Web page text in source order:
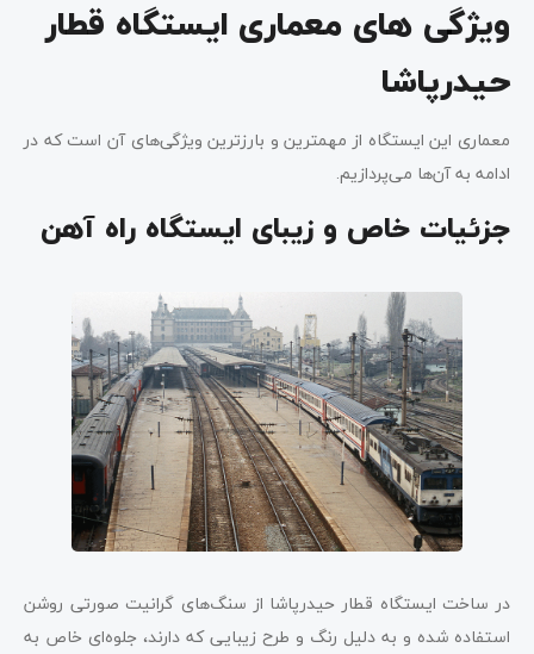
ویژگی های معماری ایستگاه قطار
حیدرپاشا
معماری این ایستگاه از مهمترین و بارزترین ویژگی‌های آن است که در
ادامه به آن‌ها می‌پردازیم.
جزئیات خاص و زیبای ایستگاه راه آهن
در ساخت ایستگاه قطار حیدرپاشا از سنگ‌های گرانیت صورتی روشن
استفاده شده و به دلیل رنگ و طرح زیبایی که دارند، جلوه‌ای خاص به